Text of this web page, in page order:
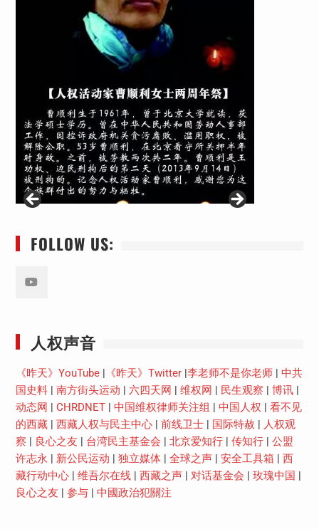
FOLLOW US:
人权声音
《昨天》YouTube| 《昨天》Twitter| 李老师不是你老师| 中共
国史料| 南方街头运动 六四天网 维权网 民生观察 博讯|
动态网
CHRDNET| 中国维权律师关注组 中国人权
看不见
的西藏| 西藏人权与民主中心| 前线卫士| 国际特赦
人权观
察
良心之友 台湾民主基金会 北京爱知行| 传知行| 公盟
许志永
新公民运动 独立媒体| 全球之声| 安全工具箱
西
藏行动中心| 维吾尔在线| 西藏之声| 对话基金会 玫瑰中国
良心之友
参与| 中國政治犯關注